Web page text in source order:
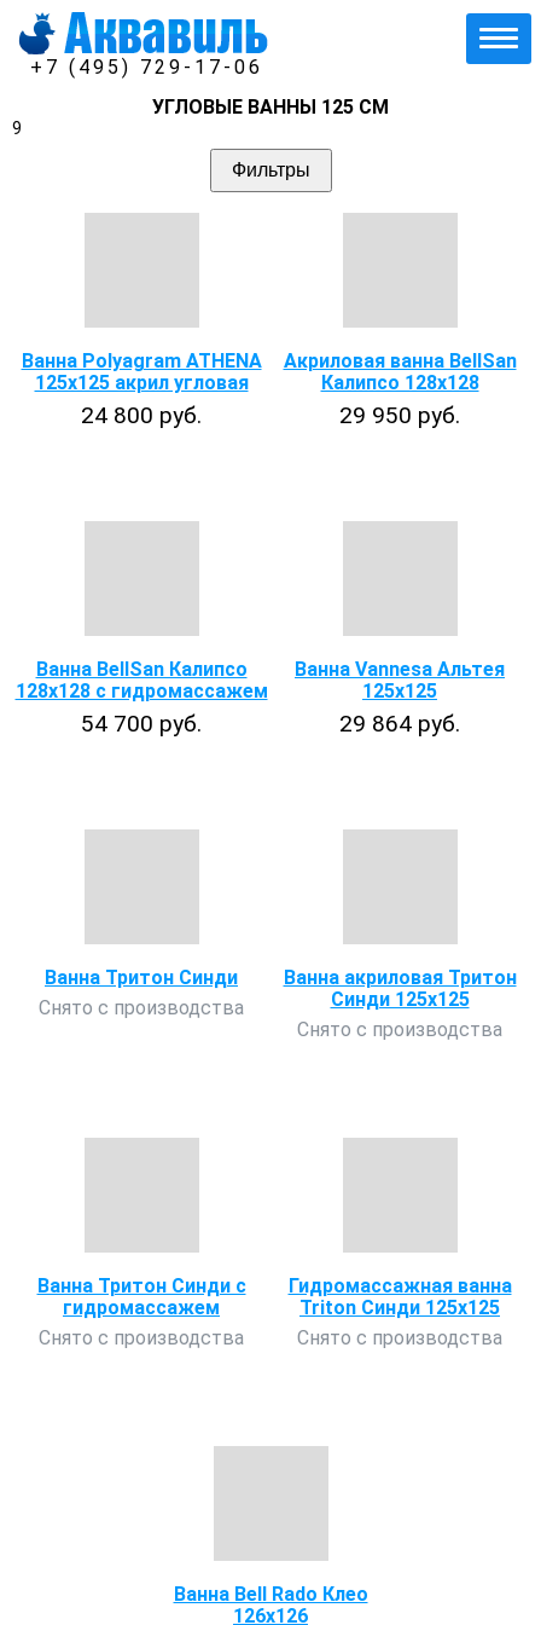
+7 (495) 729-17-06
УГЛОВЫЕ ВАННЫ 125 СМ
9
Фильтры
Ванна Polyagram ATHENA
125x125 акрил угловая
24 800 руб.
Акриловая ванна BellSan
Калипсо 128х128
29 950 руб.
Ванна BellSan Калипсо
128x128 с гидромассажем
54 700 руб.
Ванна Vannesa Альтея
125x125
29 864 руб.
Ванна Тритон Синди
Снято с производства
Ванна акриловая Тритон
Синди 125х125
Снято с производства
Ванна Тритон Синди с
гидромассажем
Снято с производства
Гидромассажная ванна
Triton Синди 125х125
Снято с производства
Ванна Bell Rado Клео
126х126